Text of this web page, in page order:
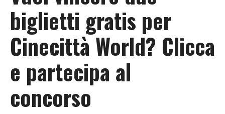
biglietti gratis per
Cinecittà World? Clicca
e partecipa al
concorso